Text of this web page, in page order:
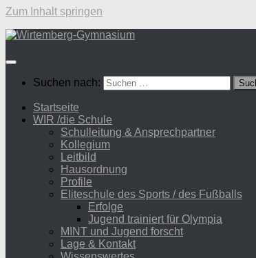
Zum Inhalt springen
Suchen nach:
Startseite
WIR /die Schule
Schulleitung & Ansprechpartner
Kollegium
Leitbild
Hausordnung
Profile
Eliteschule des Sports / des Fußballs
Erfolge
Jugend trainiert für Olympia
MINT und Jugend forscht
Lage & Kontakt